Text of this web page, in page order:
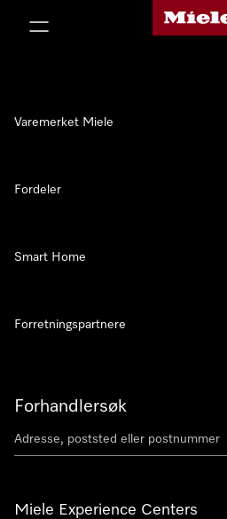
Mieles
Forhandlersøk
Miele Experience Centers
Varemerket Miele
Fordeler
Smart Home
Forretningspartnere